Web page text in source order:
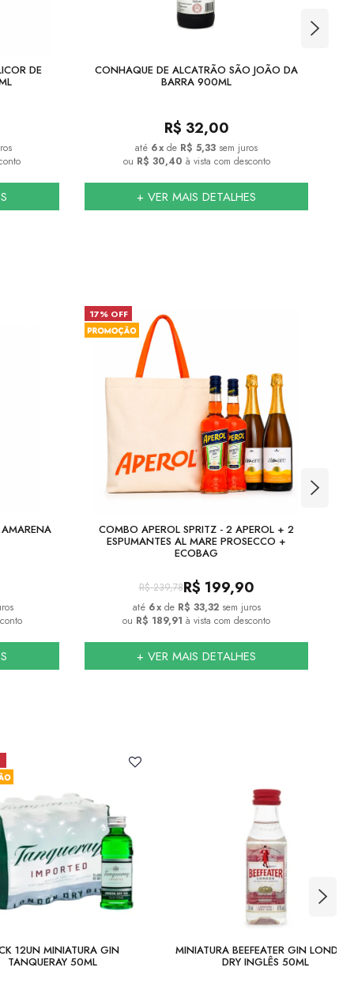
DE CONHAQUE DE ALCATRÃO SÃO JOÃO DA
BARRA 900ML
R$ 32,00
6x de R$ 5,33 sem juros
ou R$ 30,40 à vista com desconto
+ VER MAIS DETALHES
17% OFF
COMBO APEROL SPRITZ - 2 APEROL + 2
ESPUMANTES AL MARE PROSECCO +
ECOBAG
R$ 239,78R$ 199,90
6x de R$ 33,32 sem juros
ou R$ 189,91 à vista com desconto
+ VER MAIS DETALHES
12UN MINIATURA GIN
TANQUERAY 50ML
MINIATURA BEEFEATER GIN
DRY INGLÊS 50ML